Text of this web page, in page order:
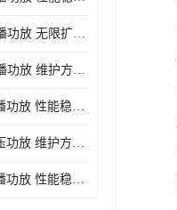
保定合并式广播功放 无限扩容 设计结构简单
白山合并式广播功放 维护方便 多应用于公共场合
云浮IP网络广播功放 性能稳定 设计结构简单
广西IP网络定压功放 维护方便 多应用于公共场合
清远数字IP广播功放 性能稳定 传输距离远